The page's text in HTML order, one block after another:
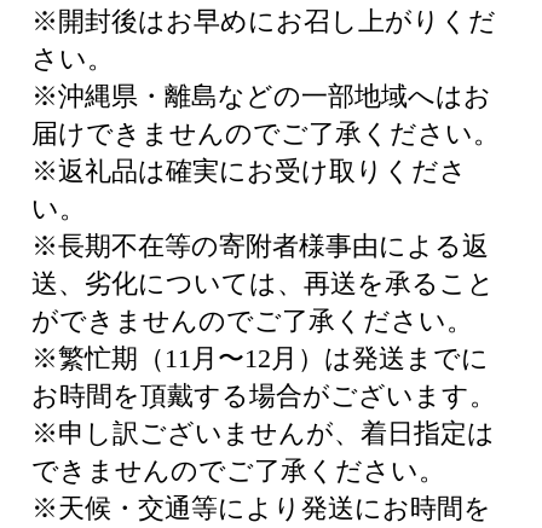
※開封後はお早めにお召し上がりくだ
さい。
※沖縄県・離島などの一部地域へはお
届けできませんのでご了承ください。
※返礼品は確実にお受け取りくださ
い。
※長期不在等の寄附者様事由による返
送、劣化については、再送を承ること
ができませんのでご了承ください。
※繁忙期（11月〜12月）は発送までに
お時間を頂戴する場合がございます。
※申し訳ございませんが、着日指定は
できませんのでご了承ください。
※天候・交通等により発送にお時間を